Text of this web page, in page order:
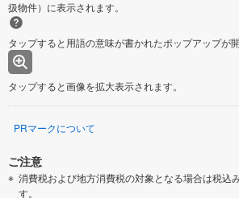
扱物件）に表示されます。
タップすると用語の意味が書かれたポップアップが開
タップすると画像を拡大表示されます。
PRマークについて
ご注意
消費税および地方消費税の対象となる場合は税込
す。